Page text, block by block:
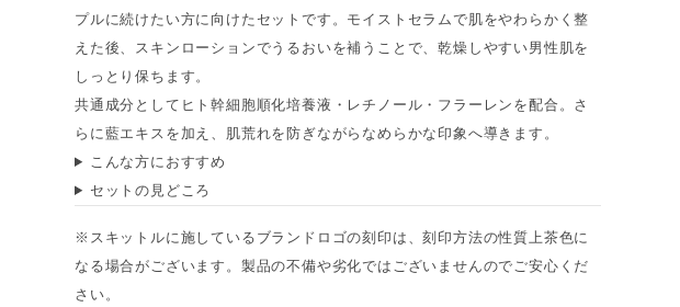
プルに続けたい方に向けたセットです。モイストセラムで肌をやわらかく整
えた後、スキンローションでうるおいを補うことで、乾燥しやすい男性肌を
しっとり保ちます。
共通成分としてヒト幹細胞順化培養液・レチノール・フラーレンを配合。さ
らに藍エキスを加え、肌荒れを防ぎながらなめらかな印象へ導きます。
こんな方におすすめ
セットの見どころ
※スキットルに施しているブランドロゴの刻印は、刻印方法の性質上茶色に
なる場合がございます。製品の不備や劣化ではございませんのでご安心くだ
さい。